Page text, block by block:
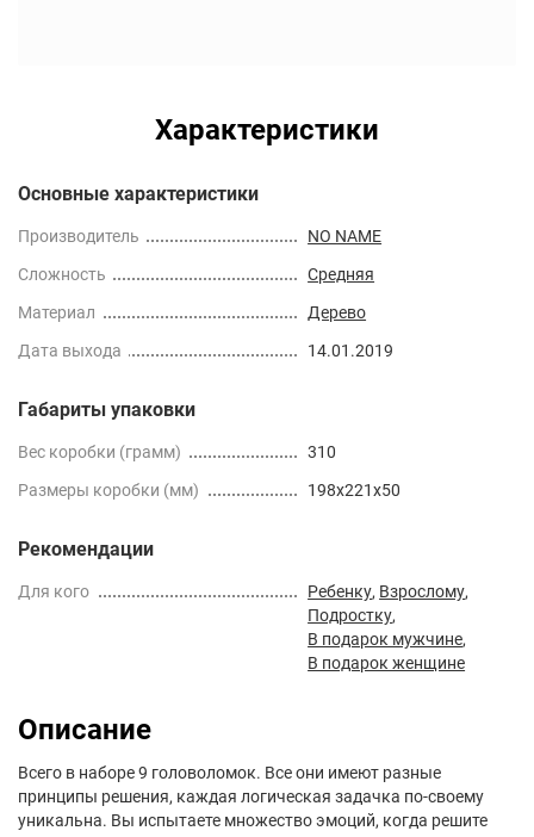
Характеристики
Основные характеристики
Производитель
NO NAME
Сложность
Средняя
Материал
Дерево
Дата выхода
14.01.2019
Габариты упаковки
Вес коробки (грамм)
310
Размеры коробки (мм)
198x221x50
Рекомендации
Для кого Ребенку, Взрослому,
Подростку,
В подарок мужчине,
В подарок женщине
Описание
Всего в наборе 9 головоломок. Все они имеют разные
принципы решения, каждая логическая задачка по-своему
уникальна. Вы испытаете множество эмоций, когда решите